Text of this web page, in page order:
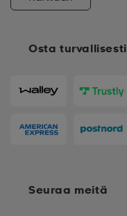
Osta turvallisesti
Seuraa meitä